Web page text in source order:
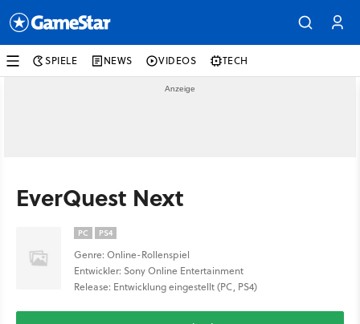
SPIELE NEWS VIDEOS TECH
EverQuest Next
PC PS4
Genre: Online-Rollenspiel
Entwickler: Sony Online Entertainment
Release: Entwicklung eingestellt (PC, PS4)